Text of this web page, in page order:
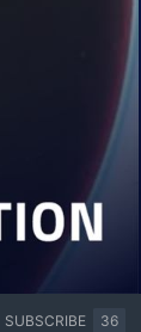
SUBSCRIBE 36